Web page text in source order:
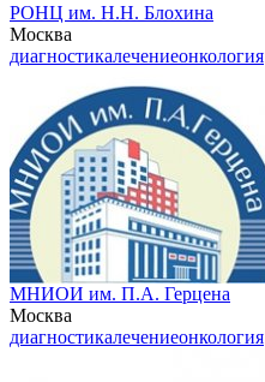
РОНЦ им. Н.Н. Блохина
Москва
диагностикалечениеонкология
МНИОИ им. П.А. Герцена
Москва
диагностикалечениеонкология